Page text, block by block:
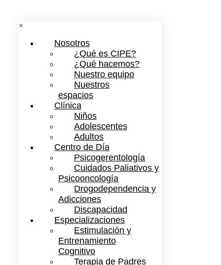
×
Nosotros
¿Qué es CIPE?
¿Qué hacemos?
Nuestro equipo
Nuestros
espacios
Clínica
Niños
Adolescentes
Adultos
Centro de Día
Psicogerentología
Cuidados Paliativos y
Psicooncología
Drogodependencia y
Adicciones
Discapacidad
Especializaciones
Estimulación y
Entrenamiento
Cognitivo
Terapia de Padres